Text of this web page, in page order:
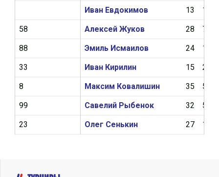
Иван Евдокимов 13 1
Алексей Жуков 28 7
Эмиль Исмаилов 24 1
Иван Кирилин 15 2
Максим Ковалишин 35 5
Савелий Рыбенок 32 5
Олег Сенькин 27 1
58
88
33
8
99
23